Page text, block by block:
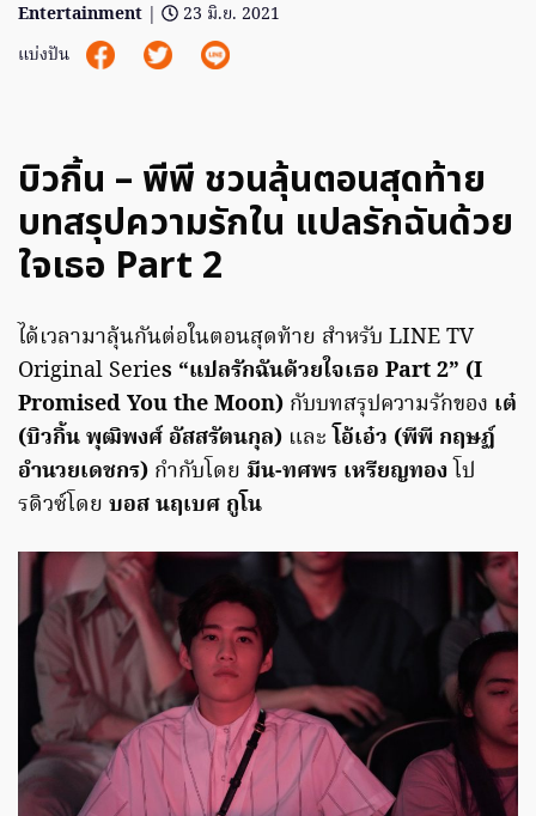
Entertainment |
23 มิ.ย. 2021
แบ่งปัน
บิวกิ้น – พีพี ชวนลุ้นตอนสุดท้าย
บทสรุปความรักใน แปลรักฉันด้วย
ใจเธอ Part 2
ได้เวลามาลุ้นกันต่อในตอนสุดท้าย สำหรับ LINE TV
Original Series “แปลรักฉันด้วยใจเธอ Part 2” (I
Promised You the Moon) กับบทสรุปความรักของ เต๋
(บิวกิ้น พุฒิพงศ์ อัสสรัตนกุล) และโอ้เอ๋ว (พีพี กฤษฏ์
อำนวยเดชกร) กำกับโดย มีน-ทศพร เหรียญทอง โป
รดิวซ์โดย บอส นฤเบศ กูโน